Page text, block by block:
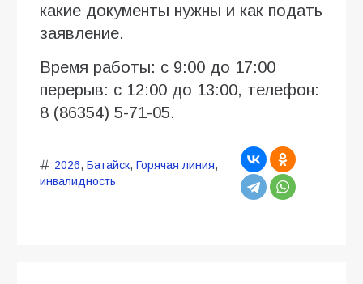
какие документы нужны и как подать
заявление.
Время работы: с 9:00 до 17:00
перерыв: с 12:00 до 13:00, телефон:
8 (86354) 5-71-05.
2026, Батайск, Горячая линия,
инвалидность